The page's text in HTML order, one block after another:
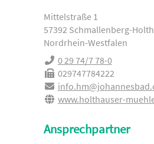
Mittelstraße 1
57392 Schmallenberg-
Nordrhein-Westfalen
0 29 74/7 78-0
029747784222
www.holthauser-
Ansprechpartner